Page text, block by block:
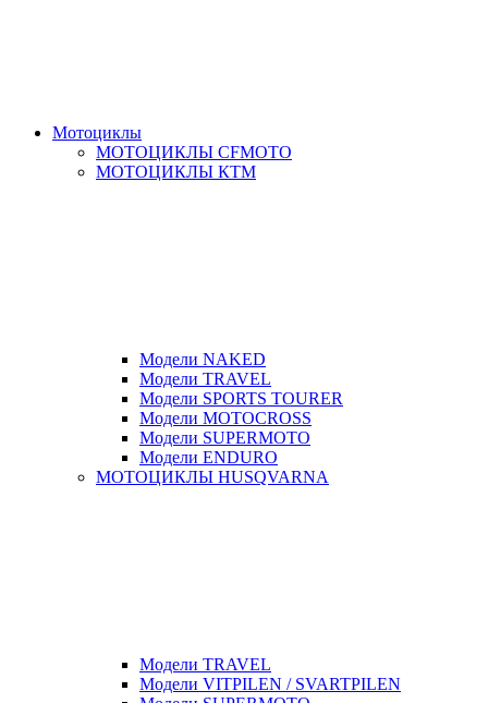
Мотоциклы
МОТОЦИКЛЫ CFMOTO
МОТОЦИКЛЫ КТМ
Модели NAKED
Модели TRAVEL
Модели SPORTS TOURER
Модели MOTOCROSS
Модели SUPERMOTO
Модели ENDURO
МОТОЦИКЛЫ HUSQVARNA
Модели TRAVEL
Модели VITPILEN / SVARTPILEN